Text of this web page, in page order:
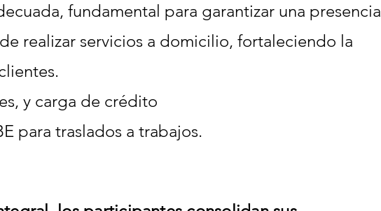
fundamental para garantizar una presencia
realizar servicios a domicilio, fortaleciendo la
y carga de crédito
para traslados a trabajos.